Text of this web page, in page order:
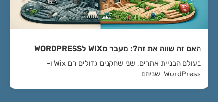
האם זה שווה את זה?: מעבר מWIX לWORDPRESS
בעולם הבניית אתרים, שני שחקנים גדולים הם Wix ו-
WordPress. שניהם